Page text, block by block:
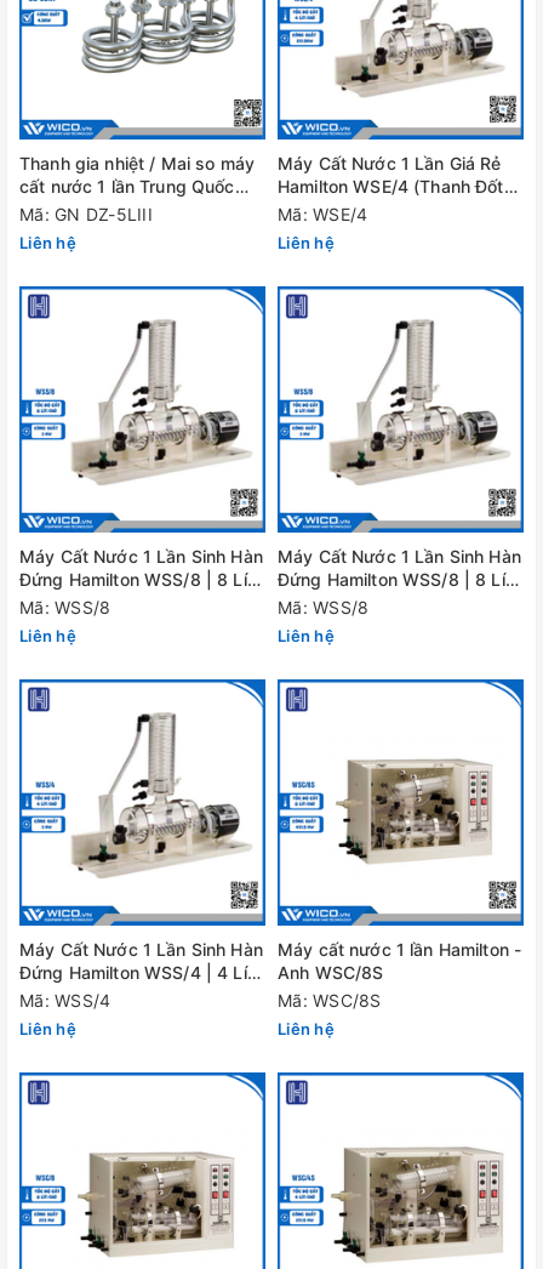
Thanh gia nhiệt / Mai so máy
cất nước 1 lần Trung Quốc
DZ-5DIII
Mã: GN DZ-5LIII
Liên hệ
Máy Cất Nước 1 Lần Giá Rẻ
Hamilton WSE/4 (Thanh Đốt
Silica)
Mã: WSE/4
Liên hệ
Máy Cất Nước 1 Lần Sinh Hàn
Đứng Hamilton WSS/8 | 8 Lít /
Giờ
Mã: WSS/8
Liên hệ
Máy Cất Nước 1 Lần Sinh Hàn
Đứng Hamilton WSS/8 | 8 Lít /
Giờ
Mã: WSS/8
Liên hệ
Máy Cất Nước 1 Lần Sinh Hàn
Đứng Hamilton WSS/4 | 4 Lít /
Giờ
Mã: WSS/4
Liên hệ
Máy cất nước 1 lần Hamilton -
Anh WSC/8S
Mã: WSC/8S
Liên hệ